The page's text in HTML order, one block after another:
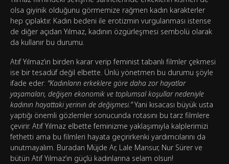
olsa giyinik olduğunu görmemize rağmen kadın karakterler
hep çıplaktır. Kadın bedeni ile erotizmin vurgulanması istense
de diğer açıdan Yılmaz, kadının özgürleşmesi sembolü olarak
da kullanır bu durumu.
Atıf Yılmaz’ın birden karar verip feminist tabanlı filmler çekmesi
ise bir tesadüf değil elbette. Ünlü yönetmen bu durumu şöyle
ifade eder: “Kadınların erkeklere göre daha zor hayatlar
yaşamaları, değişen ekonomik ve toplumsal koşullar nedeniyle
kadının hayattaki yerinin de değişmesi.”Yani kısacası büyük usta
yaptığı önemli gözlemler sonucunda rotasını bu tarz filmlere
çevirir. Atıf Yılmaz elbette feminizme yaklaşımıyla kalplerimizi
fethetti ama bu filmleri hayata geçirirkenki yardımcılarını da
unutmayalım. Buradan Müjde Ar, Lale Mansur, Nur Sürer ve
bütün Atıf Yılmaz’ın güçlü kadınlarına selam olsun!